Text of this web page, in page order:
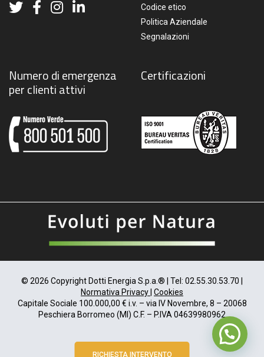
Codice etico
Politica Aziendale
Segnalazioni
Numero di emergenza
per clienti attivi
Certificazioni
© 2026 Copyright Dotti Energia S.p.a.® | Tel: 02.55.30.53.70 |
Normativa Privacy Cookies
Capitale Sociale 100.000,00 € i.v. – via IV Novembre, 8 – 20068
Peschiera Borromeo (MI) C.F. – P.IVA 04639980962
RICHIESTA INTERVENTO